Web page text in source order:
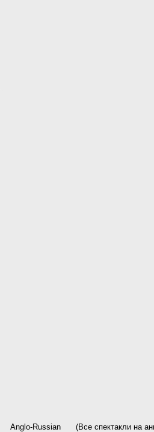
Anglo-Russian
(Все спектакли на